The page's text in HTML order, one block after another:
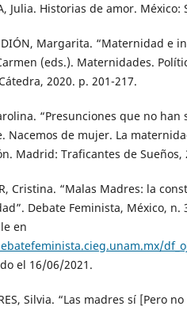
Julia. Historias de amor.
Margarita. “Maternidad e
(eds.). Maternidades.
2020. p. 201-217.
“Presunciones que no han
Nacemos de mujer. La
Madrid: Traficantes de Sueños,
Cristina. “Malas Madres: la
Debate Feminista, México, n.
en
el 16/06/2021.
Silvia. “Las madres sí [Pero